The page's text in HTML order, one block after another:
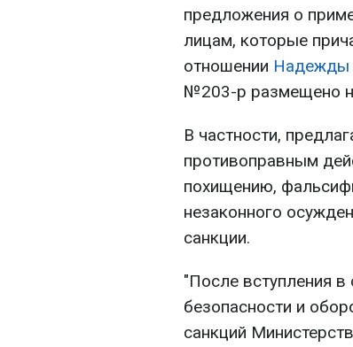
предложения о
лицам, которые
отношении Надежды
№203-р размещено
В частности,
противоправным
похищению,
незаконного
санкции.
"После вступления
безопасности и
санкций